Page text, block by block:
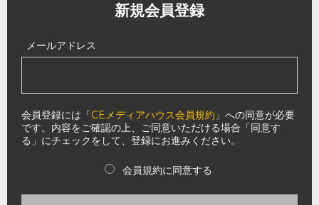
新規会員登録
メールアドレス
会員登録には「CEメディアハウス会員規約 」への同意が必要
です。内容をご確認の上、ご同意いただける場合「同意す
る」にチェックをして、登録にお進みください。
会員規約に同意する